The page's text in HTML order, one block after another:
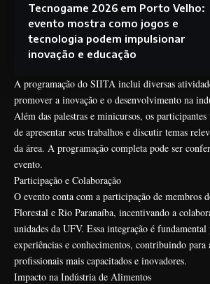
Tecnogame 2026 em Porto Velho:
evento mostra como jogos e
tecnologia podem impulsionar
inovação e educação
A programação do SIITA inclui diversas
promover a inovação e o desenvolvimento na
Além das palestras e minicursos, os
de apresentar seus trabalhos e discutir temas
da área. A programação completa pode ser
evento.
Participação e Colaboração
O evento conta com a participação de membros
Florestal e Rio Paranaíba, incentivando a
unidades da UFV. Essa integração é fundamental
experiências e conhecimentos, contribuindo para
profissionais mais capacitados e inovadores.
Impacto na Indústria de Alimentos